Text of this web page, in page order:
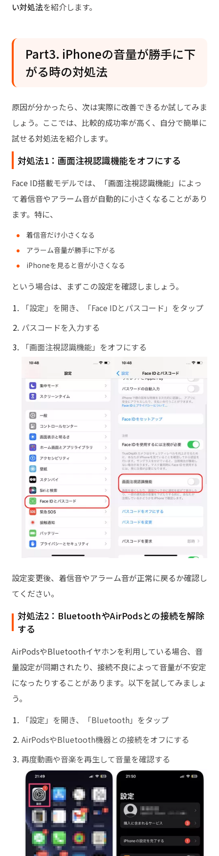
い対処法を紹介します。
Part3. iPhoneの音量が勝手に下
がる時の対処法
原因が分かったら、次は実際に改善できるか試してみま
しょう。ここでは、比較的成功率が高く、自分で簡単に
試せる対処法を紹介します。
対処法1：画面注視認識機能をオフにする
Face ID搭載モデルでは、「画面注視認識機能」によっ
て着信音やアラーム音が自動的に小さくなることがあり
ます。特に、
着信音だけ小さくなる
アラーム音量が勝手に下がる
iPhoneを見ると音が小さくなる
という場合は、まずこの設定を確認しましょう。
「設定」を開き、「Face IDとパスコード」をタップ
パスコードを入力する
「画面注視認識機能」をオフにする
設定変更後、着信音やアラーム音が正常に戻るか確認し
てください。
対処法2：BluetoothやAirPodsとの接続を解除
する
AirPodsやBluetoothイヤホンを利用している場合、音
量設定が同期されたり、接続不良によって音量が不安定
になったりすることがあります。以下を試してみましょ
う。
「設定」を開き、「Bluetooth」をタップ
AirPodsやBluetooth機器との接続をオフにする
再度動画や音楽を再生して音量を確認する